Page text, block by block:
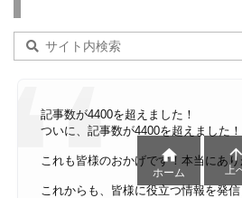
記事数が4400を超えました！
ついに、記事数が4400を超えました！
これも皆様のおかげです！本当にあ
これからも、皆様に役立つ情報を発

ホーム 上